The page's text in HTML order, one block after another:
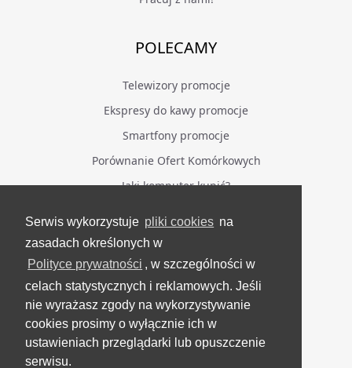
Serwis wykorzystuje pliki cookies na
zasadach określonych w
Polityce prywatności , w szczególności w
celach statystycznych i reklamowych. Jeśli
nie wyrażasz zgody na wykorzystywanie
cookies prosimy o wyłącznie ich w
ustawieniach przeglądarki lub opuszczenie
serwisu.
POLECAMY
Telewizory promocje
Ekspresy do kawy promocje
Smartfony promocje
Porównanie Ofert Komórkowych
Jaki komputer kupić?
BĄDŹ NA BIEŻĄCO
Facebook
Grupa Testerzy Videotestów
YouTube
Twitter